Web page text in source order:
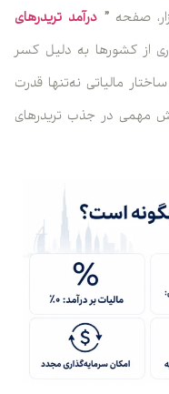
صفحه” درآمد تریدرهای
از کشورها به دلیل کسر
مالیاتی نه‌تنها قدرت
مهمی در جذب تریدرهای